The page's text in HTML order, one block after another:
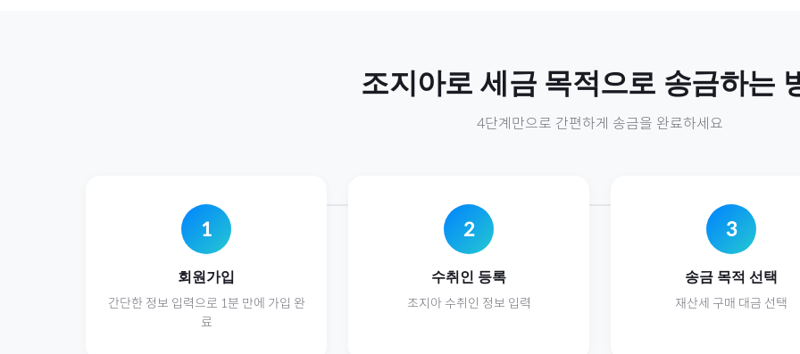
조지아로 세금 목적으로 송금하는
4단계만으로 간편하게 송금을 완료하세요
1
회원가입
간단한 정보 입력으로 1분 만에 가입 완
료
2
수취인 등록
조지아수취인 정보 입력
3
송금 목적 선택
재산세 구매 대금 선택